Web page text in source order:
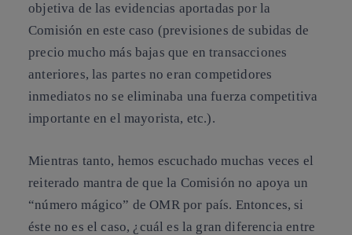
objetiva de las evidencias aportadas por la
Comisión en este caso (previsiones de subidas de
precio mucho más bajas que en transacciones
anteriores, las partes no eran competidores
inmediatos no se eliminaba una fuerza competitiva
importante en el mayorista, etc.).
Mientras tanto, hemos escuchado muchas veces el
reiterado mantra de que la Comisión no apoya un
“número mágico” de OMR por país. Entonces, si
éste no es el caso, ¿cuál es la gran diferencia entre